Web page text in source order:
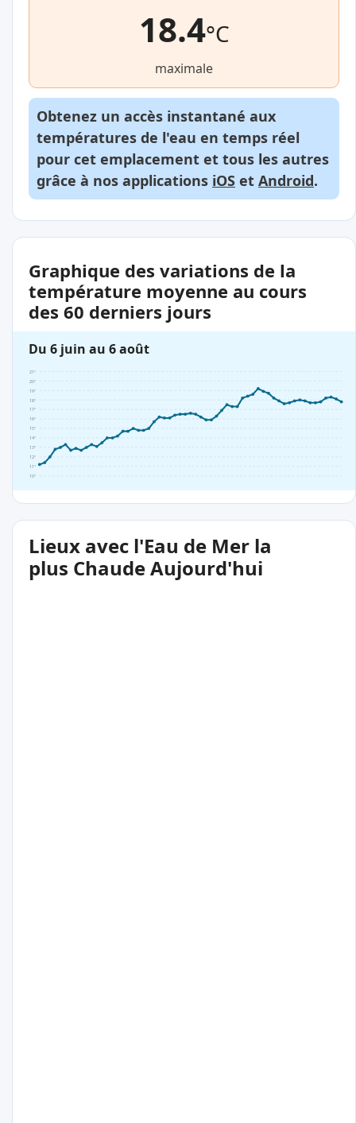
18.4°C
maximale
Obtenez un accès instantané aux
températures de l'eau en temps réel
pour cet emplacement et tous les autres
grâce à nos applications iOS et Android.
Graphique des variations de la
température moyenne au cours
des 60 derniers jours
Du 6 juin au 6 août
10°
11°
12°
13°
14°
15°
16°
17°
18°
19°
20°
21°
Lieux avec l'Eau de Mer la
plus Chaude Aujourd'hui